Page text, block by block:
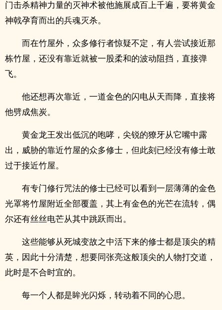
门击杀精神力量的灭神术被他施展成百上千遍，要将黄金
神戟孕育而出的兵魂灭杀。
而在竹屋外，众多修行者惊疑不定，有人尝试接近那
栋竹屋，还没有靠近就被一股柔和的波动阻挡，直接弹
飞。
他还想再次靠近，一道金色的闪电从天而降，直接将
他劈成焦炭。
黄金龙王发出低沉的咆哮，尖锐的獠牙从它嘴中露
出，威胁的靠近竹屋的众多修士，但此刻已经没有修士敢
过于接近竹屋。
有专门修行咒法的修士已经可以看到一层薄薄的金色
光罩将竹屋附近全部覆盖，其上有金色的光芒在流转，偶
尔还有丝丝电芒从其中跳跃而出。
这些能够从死城变故之中活下来的修士都是顶尖的精
英，因此十分清楚，想要同张亮这般顶尖的人物打交道，
此时是不合时宜的。
每一个人都是眸光闪烁，转动着不同的心思。